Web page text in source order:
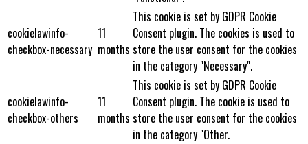
cookielawinfo-
checkbox-necessary
11
months
This cookie is set by GDPR Cookie
Consent plugin. The cookies is used to
store the user consent for the cookies
in the category "Necessary".
cookielawinfo-
checkbox-others
11
months
This cookie is set by GDPR Cookie
Consent plugin. The cookie is used to
store the user consent for the cookies
in the category "Other.